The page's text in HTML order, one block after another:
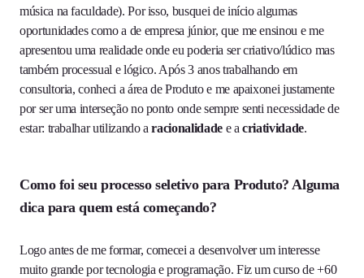
música na faculdade). Por isso, busquei de início algumas
oportunidades como a de empresa júnior, que me ensinou e me
apresentou uma realidade onde eu poderia ser criativo/lúdico mas
também processual e lógico. Após 3 anos trabalhando em
consultoria, conheci a área de Produto e me apaixonei justamente
por ser uma interseção no ponto onde sempre senti necessidade de
estar: trabalhar utilizando aracionalidade e acriatividade.
Como foi seu processo seletivo para Produto? Alguma
dica para quem está começando?
Logo antes de me formar, comecei a desenvolver um interesse
muito grande por tecnologia e programação. Fiz um curso de +60